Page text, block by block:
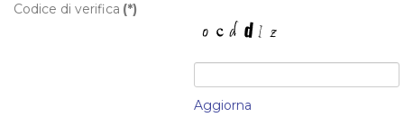
Codice di verifica (*)
Aggiorna